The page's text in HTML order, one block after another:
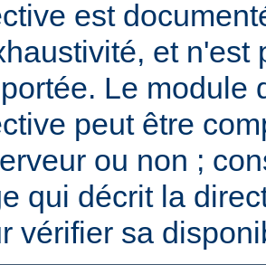
est
et n'est
Le module
peut être
ou non ;
qui décrit la
vérifier sa